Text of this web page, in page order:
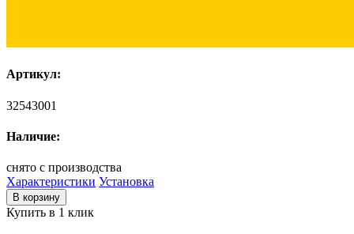
Артикул:
32543001
Наличие:
снято с производства
Характеристики Установка
В корзину
Купить в 1 клик